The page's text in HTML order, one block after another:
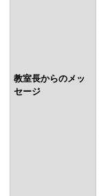
教室長からのメッ
セージ